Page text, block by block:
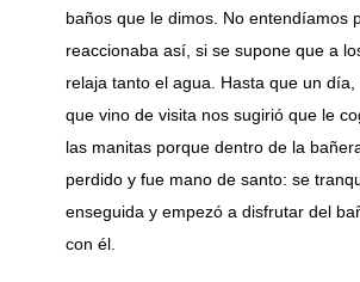
baños que le dimos. No entendíamos
reaccionaba así, si se supone que a
relaja tanto el agua. Hasta que un día,
que vino de visita nos sugirió que le
las manitas porque dentro de la
perdido y fue mano de santo: se
enseguida y empezó a disfrutar del
con él.